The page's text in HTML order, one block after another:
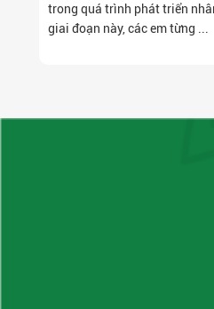
trong quá trình phát triển
giai đoạn này, các em từng ...